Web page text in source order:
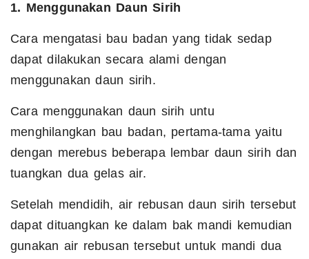
1. Menggunakan Daun Sirih
Cara mengatasi bau badan yang tidak sedap
dapat dilakukan secara alami dengan
menggunakan daun sirih.
Cara menggunakan daun sirih untu
menghilangkan bau badan, pertama-tama yaitu
dengan merebus beberapa lembar daun sirih dan
tuangkan dua gelas air.
Setelah mendidih, air rebusan daun sirih tersebut
dapat dituangkan ke dalam bak mandi kemudian
gunakan air rebusan tersebut untuk mandi dua